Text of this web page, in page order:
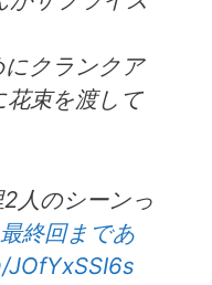
クランクア
花束を渡して
人のシーンっ
終回まであ